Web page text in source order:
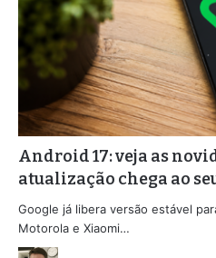
Android 17: veja as
atualização chega ao
Google já libera versão estável
Motorola e Xiaomi…